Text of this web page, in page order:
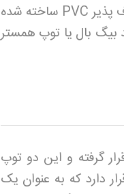
پذیر
ساخته شده
بیگ بال یا توپ همستر
گرفته و این دو توپ
دارد که به عنوان یک